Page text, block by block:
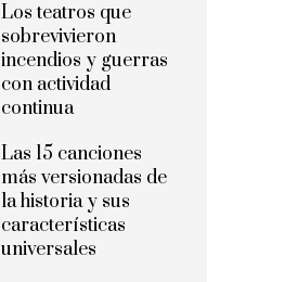
Los teatros que
sobrevivieron
incendios y guerras
con actividad
continua
Las 15 canciones
más versionadas de
la historia y sus
características
universales